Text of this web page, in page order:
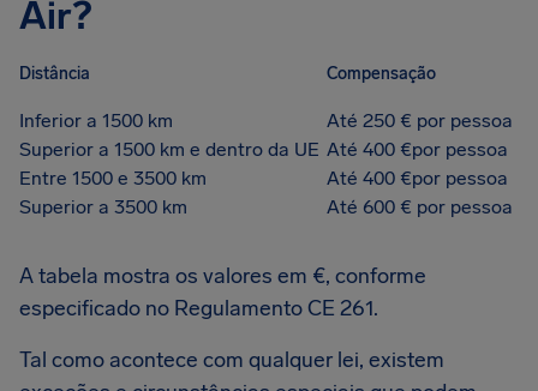
Air?
Distância Compensação
Inferior a 1500 km
Até 250 € por pessoa
Superior a 1500 km e dentro da UE Até 400 €por pessoa
Entre 1500 e 3500 km
Até 400 €por pessoa
Superior a 3500 km
Até 600 € por pessoa
A tabela mostra os valores em €, conforme
especificado no Regulamento CE 261.
Tal como acontece com qualquer lei, existem